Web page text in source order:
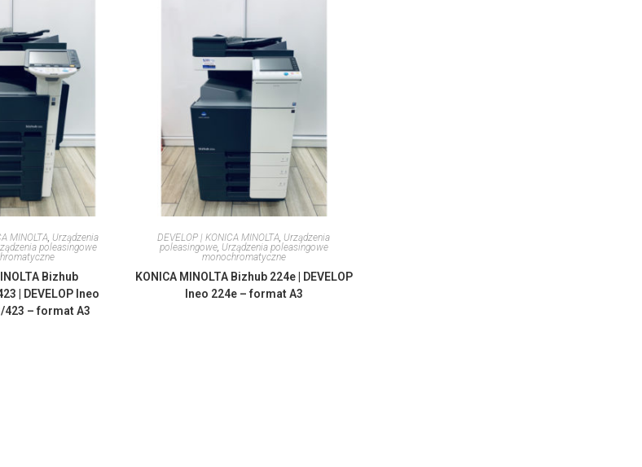
MINOLTA, Urządzenia
poleasingowe
Bizhub
| DEVELOP Ineo
423 – format A3
DEVELOP | KONICA MINOLTA, Urządzenia
poleasingowe, Urządzenia poleasingowe
monochromatyczne
KONICA MINOLTA Bizhub 224e | DEVELOP
Ineo 224e – format A3